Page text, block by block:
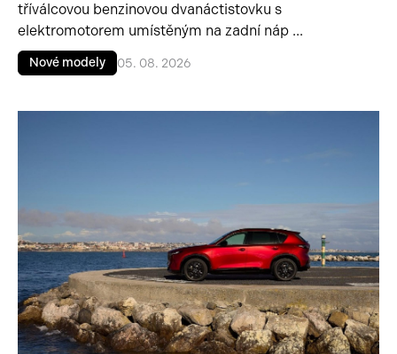
tříválcovou benzinovou dvanáctistovku s
elektromotorem umístěným na zadní náp ...
Nové modely 05. 08. 2026